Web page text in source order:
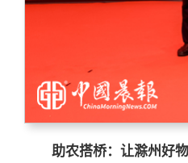
助农搭桥：让滁州好